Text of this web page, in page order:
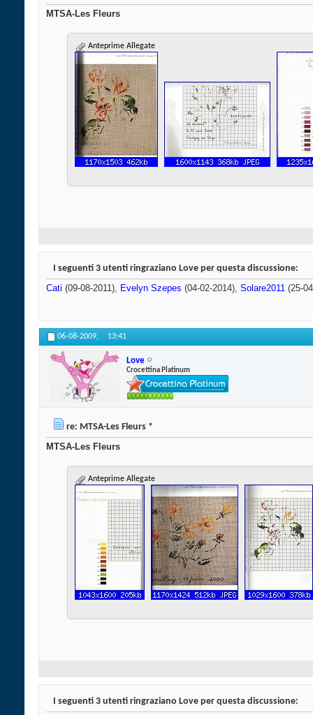
MTSA-Les Fleurs
Anteprime Allegate
I seguenti 3 utenti ringraziano Love per questa discussione:
Cati (09-08-2011), Evelyn Szepes (04-02-2014), Solare2011 (25-
06-08-2009, 13:41
Love
Crocettina Platinum
re: MTSA-Les Fleurs *
MTSA-Les Fleurs
Anteprime Allegate
I seguenti 3 utenti ringraziano Love per questa discussione: